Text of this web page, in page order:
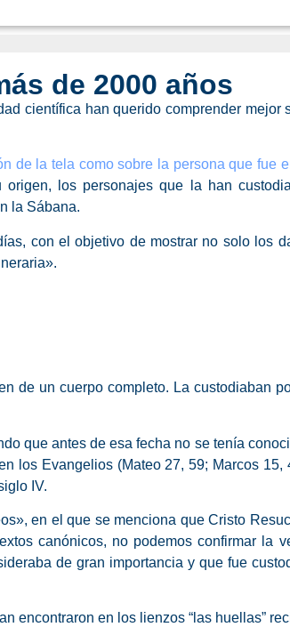
de 2000 años
científica han querido comprender mejor
de la tela como sobre la persona que fue
origen, los personajes que la han
la Sábana.
con el objetivo de mostrar no solo los
de un cuerpo completo. La custodiaban
que antes de esa fecha no se tenía
los Evangelios (Mateo 27, 59; Marcos 15,
IV.
en el que se menciona que Cristo
canónicos, no podemos confirmar la
de gran importancia y que fue
encontraron en los lienzos “las huellas”